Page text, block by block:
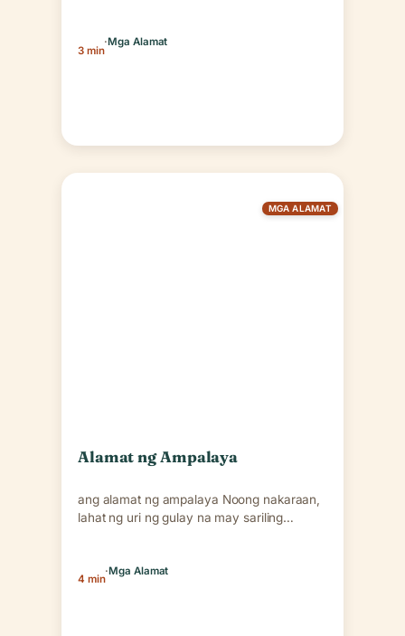
3 min
·Mga Alamat
MGA ALAMAT
Alamat ng Ampalaya
ang alamat ng ampalaya Noong nakaraan,
lahat ng uri ng gulay na may sariling
4 min
·Mga Alamat